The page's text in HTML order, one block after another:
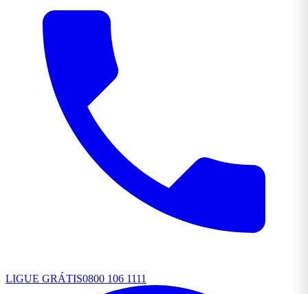
LIGUE GRÁTIS0800 106 1111